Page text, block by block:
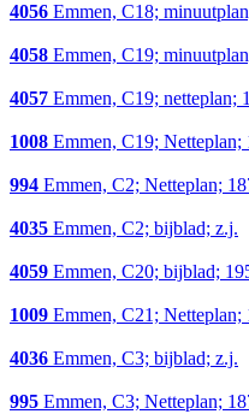
4056 Emmen, C18;
4058 Emmen, C19;
4057 Emmen, C19; netteplan;
1008 Emmen, C19; Netteplan;
994 Emmen, C2; Netteplan;
4035 Emmen, C2; bijblad; z.j.
4059 Emmen, C20; bijblad;
1009 Emmen, C21; Netteplan;
4036 Emmen, C3; bijblad; z.j.
995 Emmen, C3; Netteplan;